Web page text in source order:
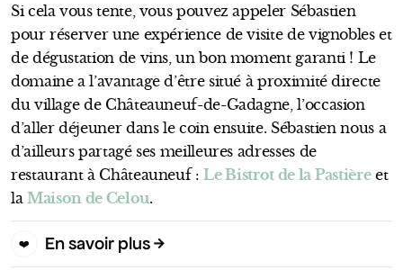
Si cela vous tente, vous pouvez appeler Sébastien
pour réserver une expérience de visite de vignobles et
de dégustation de vins, un bon moment garanti ! Le
domaine a l’avantage d’être situé à proximité directe
du village de Châteauneuf-de-Gadagne, l’occasion
d’aller déjeuner dans le coin ensuite. Sébastien nous a
d’ailleurs partagé ses meilleures adresses de
restaurant à Châteauneuf :Le Bistrot de la Pastièreet
la Maison de Celou.
❤️ En savoir plus